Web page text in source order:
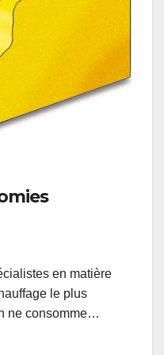
en matière
le plus
ne consomme…